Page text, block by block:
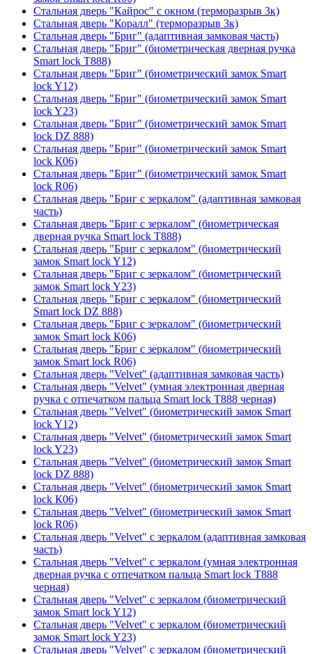
Стальная дверь "Кайрос" с окном (терморазрыв 3к)
Стальная дверь "Коралл" (терморазрыв 3к)
Стальная дверь "Бриг" (адаптивная замковая часть)
Стальная дверь "Бриг" (биометрическая дверная ручка
Smart lock T888)
Стальная дверь "Бриг" (биометрический замок Smart
lock Y12)
Стальная дверь "Бриг" (биометрический замок Smart
lock Y23)
Стальная дверь "Бриг" (биометрический замок Smart
lock DZ 888)
Стальная дверь "Бриг" (биометрический замок Smart
lock К06)
Стальная дверь "Бриг" (биометрический замок Smart
lock R06)
Стальная дверь "Бриг с зеркалом" (адаптивная замковая
часть)
Стальная дверь "Бриг с зеркалом" (биометрическая
дверная ручка Smart lock T888)
Стальная дверь "Бриг с зеркалом" (биометрический
замок Smart lock Y12)
Стальная дверь "Бриг с зеркалом" (биометрический
замок Smart lock Y23)
Стальная дверь "Бриг с зеркалом" (биометрический
Smart lock DZ 888)
Стальная дверь "Бриг с зеркалом" (биометрический
замок Smart lock К06)
Стальная дверь "Бриг с зеркалом" (биометрический
замок Smart lock R06)
Стальная дверь "Velvet" (адаптивная замковая часть)
Стальная дверь "Velvet" (умная электронная дверная
ручка с отпечатком пальца Smart lock T888 черная)
Стальная дверь "Velvet" (биометрический замок Smart
lock Y12)
Стальная дверь "Velvet" (биометрический замок Smart
lock Y23)
Стальная дверь "Velvet" (биометрический замок Smart
lock DZ 888)
Стальная дверь "Velvet" (биометрический замок Smart
lock К06)
Стальная дверь "Velvet" (биометрический замок Smart
lock R06)
Стальная дверь "Velvet" с зеркалом (адаптивная замковая
часть)
Стальная дверь "Velvet" с зеркалом (умная электронная
дверная ручка с отпечатком пальца Smart lock T888
черная)
Стальная дверь "Velvet" с зеркалом (биометрический
замок Smart lock Y12)
Стальная дверь "Velvet" с зеркалом (биометрический
замок Smart lock Y23)
Стальная дверь "Velvet" с зеркалом (биометрический